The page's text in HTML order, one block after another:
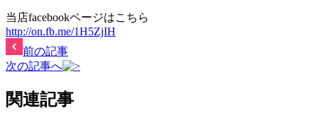
当店facebookページはこちら
http://on.fb.me/1H5ZjIH
前の記事
次の記事へ
関連記事